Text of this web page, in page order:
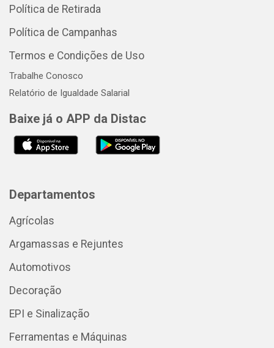
Política de Retirada
Política de Campanhas
Termos e Condições de Uso
Trabalhe Conosco
Relatório de Igualdade Salarial
Baixe já o APP da Distac
Departamentos
Agrícolas
Argamassas e Rejuntes
Automotivos
Decoração
EPI e Sinalização
Ferramentas e Máquinas